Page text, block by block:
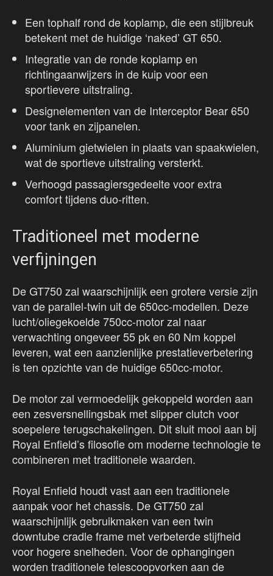
Een tophalf rond de koplamp, die een stijlbreuk
betekent met de huidige ‘naked’ GT 650.
Integratie van de ronde koplamp en
richtingaanwijzers in de kuip voor een
sportievere uitstraling.
Designelementen van de Interceptor Bear 650
voor tank en zijpanelen.
Aluminium gietwielen in plaats van spaakwielen,
wat de sportieve uitstraling versterkt.
Verhoogd passagiersgedeelte voor extra
comfort tijdens duo-ritten.
Traditioneel met moderne
verfijningen
De GT750 zal waarschijnlijk een grotere versie zijn
van de parallel-twin uit de 650cc-modellen. Deze
lucht/oliegekoelde 750cc-motor zal naar
verwachting ongeveer 55 pk en 60 Nm koppel
leveren, wat een aanzienlijke prestatieverbetering
is ten opzichte van de huidige 650cc-motor.
De motor zal vermoedelijk gekoppeld worden aan
een zesversnellingsbak met slipper clutch voor
soepelere terugschakelingen. Dit sluit mooi aan bij
Royal Enfield’s filosofie om moderne technologie te
combineren met traditionele waarden.
Royal Enfield houdt vast aan een traditionele
aanpak voor het chassis. De GT750 zal
waarschijnlijk gebruikmaken van een twin
downtube cradle frame met verbeterde stijfheid
voor hogere snelheden. Voor de ophangingen
worden traditionele telescoopvorken aan de